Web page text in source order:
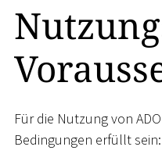
Für die Nutzung von
Bedingungen erfüllt sein: